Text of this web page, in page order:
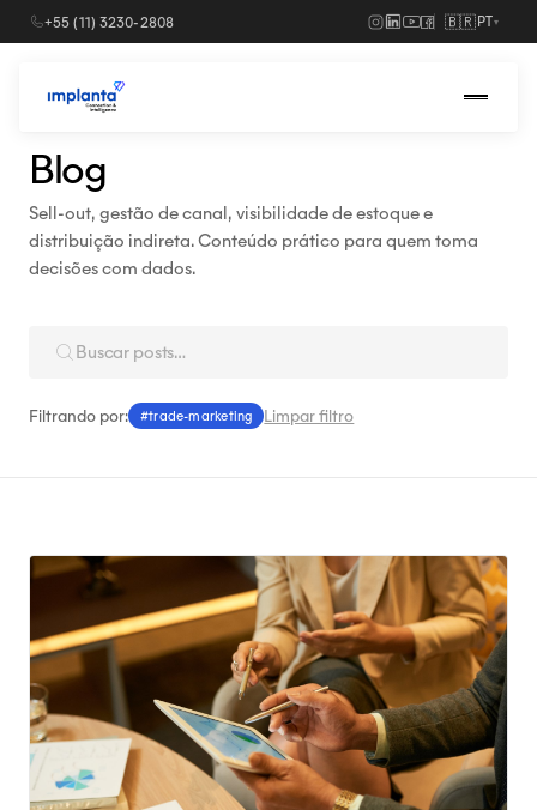
+55 (11) 3230-2808 🇧🇷PT▾
Para indústrias
Para distribuidores
Blog
Sell-out, gestão de canal, visibilidade de estoque e
distribuição indireta. Conteúdo prático para quem toma
decisões com dados.
Filtrando por: #trade-marketing Limpar filtro